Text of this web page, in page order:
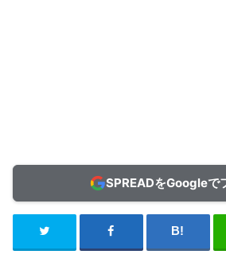
SPREADをGoogleで